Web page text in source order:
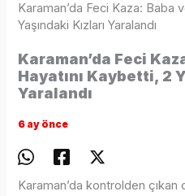
Karaman’da Feci Kaza: Baba
Yaşındaki Kızları Yaralandı
Karaman’da Feci
Hayatını Kaybetti, 2
Yaralandı
6 ay önce
Karaman’da kontrolden